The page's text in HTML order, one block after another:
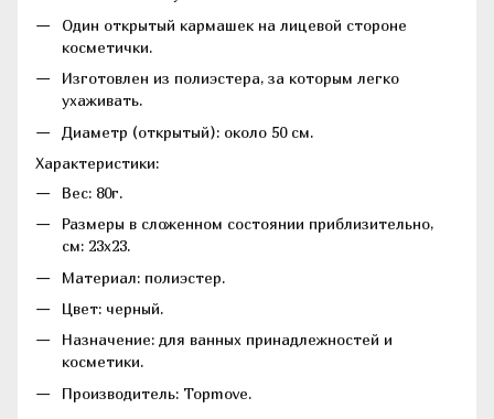
Один открытый кармашек на лицевой стороне
косметички.
Изготовлен из полиэстера, за которым легко
ухаживать.
Диаметр (открытый): около 50 см.
Характеристики:
Вес: 80г.
Размеры в сложенном состоянии приблизительно,
см: 23х23.
Материал: полиэстер.
Цвет: черный.
Назначение: для ванных принадлежностей и
косметики.
Производитель: Topmove.